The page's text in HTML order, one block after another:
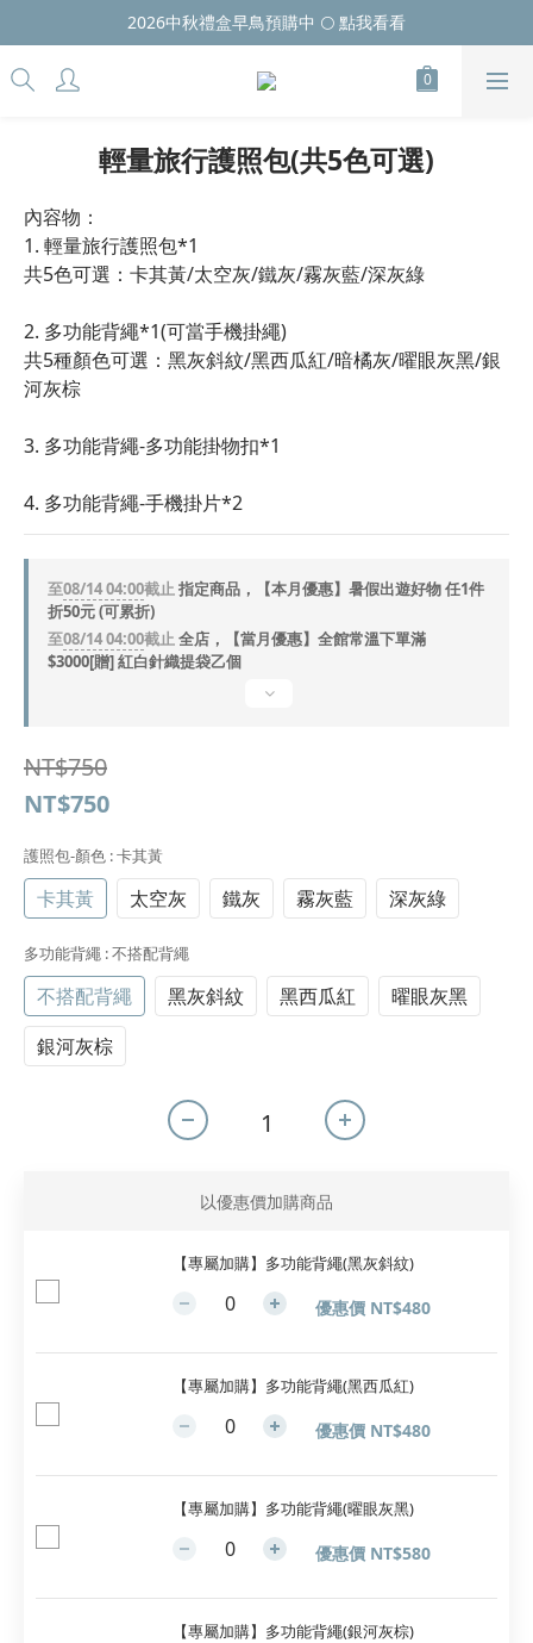
2026中秋禮盒早鳥預購中 🌕 點我看看
輕量旅行護照包(共5色可選)
內容物：
1. 輕量旅行護照包*1
共5色可選：卡其黃/太空灰/鐵灰/霧灰藍/深灰綠
2. 多功能背繩*1(可當手機掛繩)
共5種顏色可選：黑灰斜紋/黑西瓜紅/暗橘灰/曜眼灰黑/銀
河灰棕
3. 多功能背繩-多功能掛物扣*1
4. 多功能背繩-手機掛片*2
至08/14 04:00截止指定商品，【本月優惠】暑假出遊好物 任1件
折50元 (可累折)
至08/14 04:00截止全店，【當月優惠】全館常溫下單滿
$3000[贈] 紅白針織提袋乙個
NT$750
NT$750
護照包-顏色 : 卡其黃
卡其黃 太空灰 鐵灰 霧灰藍 深灰綠
多功能背繩 : 不搭配背繩
不搭配背繩 黑灰斜紋 黑西瓜紅
曜眼灰黑
銀河灰棕
以優惠價加購商品
【專屬加購】多功能背繩(黑灰斜紋)
優惠價 NT$480
【專屬加購】多功能背繩(黑西瓜紅)
優惠價 NT$480
【專屬加購】多功能背繩(曜眼灰黑)
優惠價 NT$580
【專屬加購】多功能背繩(銀河灰棕)